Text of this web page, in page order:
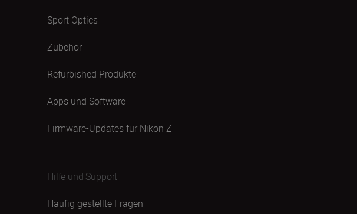
Sport Optics
Zubehör
Refurbished Produkte
Apps und Software
Firmware-Updates für Nikon Z
Hilfe und Support
Häufig gestellte Fragen